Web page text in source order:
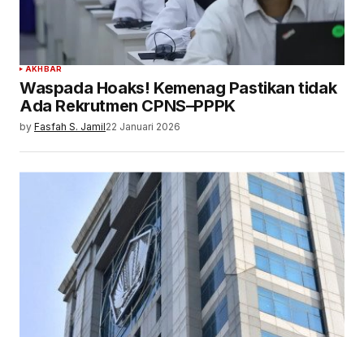
AKHBAR
Waspada Hoaks! Kemenag Pastikan tidak
Ada Rekrutmen CPNS–PPPK
by Fasfah S. Jamil22 Januari 2026